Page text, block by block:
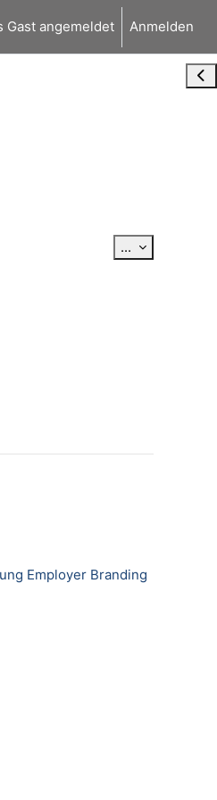
Gast angemeldet Anmelden
... Einträge
Employer Branding